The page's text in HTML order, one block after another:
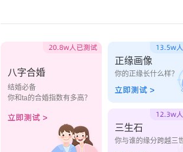
八字合婚
结婚必备
你和ta的合婚指数有多高？
正缘画像
你的正缘长什么样？
三生石
你与谁的缘分跨越三